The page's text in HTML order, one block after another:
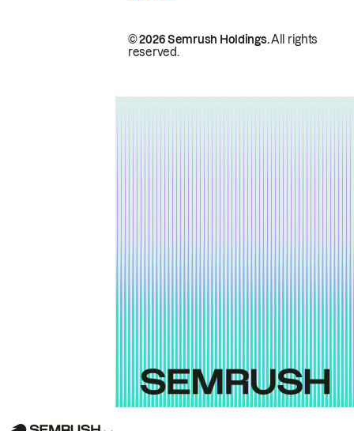
© 2026 Semrush Holdings.All rights
reserved.